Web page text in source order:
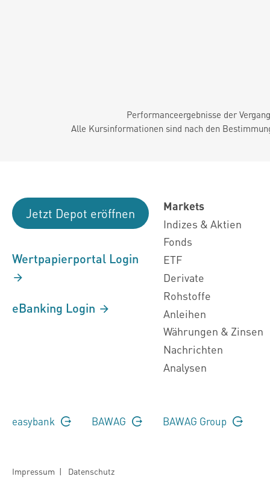
Performanceergebnisse der
Alle Kursinformationen sind nach den
Jetzt Depot eröffnen
Wertpapierportal Login
eBanking Login
Markets
Indizes & Aktien
Fonds
ETF
Derivate
Rohstoffe
Anleihen
Währungen & Zinsen
Nachrichten
Analysen
easybank BAWAG BAWAG Group
Impressum | Datenschutz